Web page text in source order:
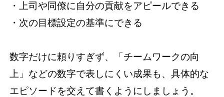
・上司や同僚に自分の貢献をアピールできる
・次の目標設定の基準にできる
数字だけに頼りすぎず、「チームワークの向
上」などの数字で表しにくい成果も、具体的な
エピソードを交えて書くようにしましょう。